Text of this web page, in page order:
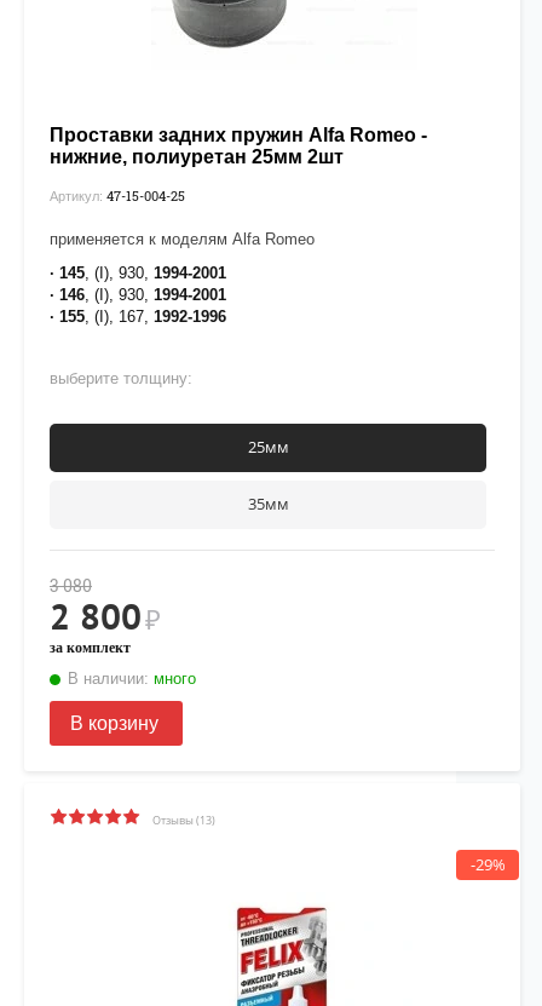
Проставки задних пружин Alfa Romeo -
нижние, полиуретан 25мм 2шт
Артикул: 47-15-004-25
применяется к моделям Alfa Romeo
· 145, (I), 930, 1994-2001
· 146, (I), 930, 1994-2001
· 155, (I), 167, 1992-1996
выберите толщину:
25мм
35мм
3 080
2 800₽
за комплект
В наличии: много
В корзину
Отзывы (13)
-29%